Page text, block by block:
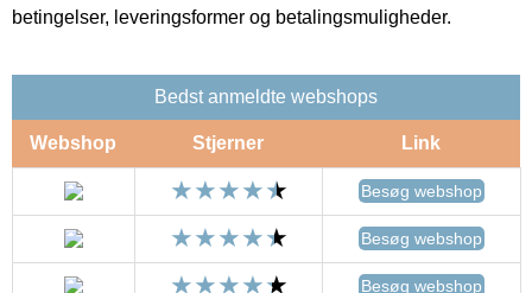
betingelser, leveringsformer og betalingsmuligheder.
Bedst anmeldte webshops
Webshop Stjerner Link
Besøg webshop
Besøg webshop
Besøg webshop